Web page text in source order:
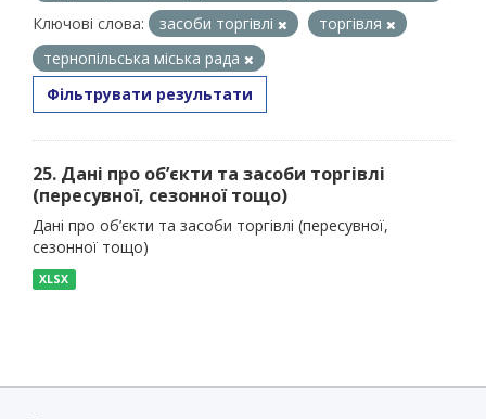
Ключові слова:
засоби торгівлі
торгівля
тернопільська міська рада
Фільтрувати результати
25. Дані про об’єкти та засоби торгівлі
(пересувної, сезонної тощо)
Дані про об’єкти та засоби торгівлі (пересувної,
сезонної тощо)
XLSX